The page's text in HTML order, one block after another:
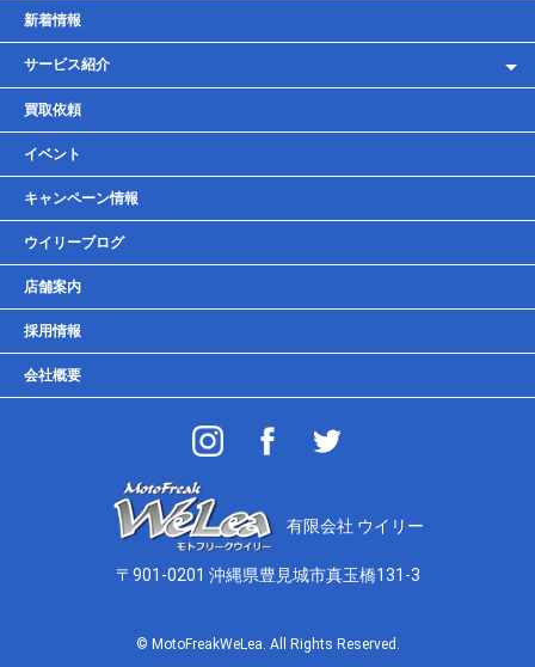
新着情報
サービス紹介
レンタルバイク
車検・点検・整備
貸しガレージ
買取依頼
イベント
キャンペーン情報
ウイリーブログ
店舗案内
採用情報
会社概要
有限会社 ウイリー
〒901-0201 沖縄県豊見城市真玉橋131-3
© MotoFreakWeLea. All Rights Reserved.